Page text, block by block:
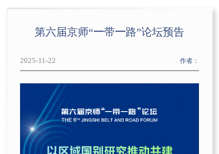
联系方式
发展中国家硕士项目
高管教育
事业发展
通知公告
论文
期刊
京师“一带一路”论坛
京师“一带一路”大讲堂
新兴市场论坛
学术研讨会
项目概况
招生动态
校园生活
校友寄语
第六届京师“一带一路”论坛预告
2025-11-22 作者：